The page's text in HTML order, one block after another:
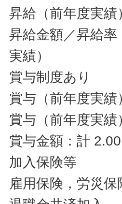
昇給（前年度実績
昇給金額／昇給
実績）
賞与制度あり
賞与（前年度実績
賞与（前年度実
賞与金額：計
加入保険等
雇用保険，労災